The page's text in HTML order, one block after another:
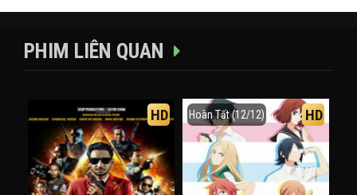
PHIM LIÊN QUAN
HD Hoàn Tất (12/12) HD